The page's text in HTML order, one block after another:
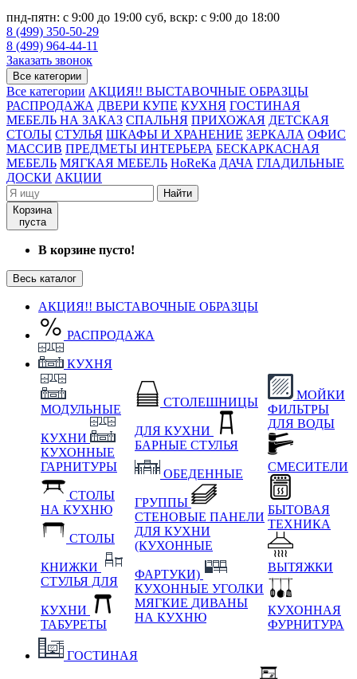
пнд-пятн: с 9:00 до 19:00 суб, вскр: с 9:00 до 18:00
8 (499) 350-50-29
8 (499) 964-44-11
Заказать звонок
Все категории
Все категории АКЦИЯ!! ВЫСТАВОЧНЫЕ ОБРАЗЦЫ
РАСПРОДАЖА ДВЕРИ КУПЕ КУХНЯ ГОСТИНАЯ
МЕБЕЛЬ НА ЗАКАЗ СПАЛЬНЯ ПРИХОЖАЯ ДЕТСКАЯ
СТОЛЫ СТУЛЬЯ ШКАФЫ И ХРАНЕНИЕ ЗЕРКАЛА ОФИС
МАССИВ ПРЕДМЕТЫ ИНТЕРЬЕРА БЕСКАРКАСНАЯ
МЕБЕЛЬ МЯГКАЯ МЕБЕЛЬ HoReKa ДАЧА ГЛАДИЛЬНЫЕ
ДОСКИ АКЦИИ
Найти
Корзина
пуста
В корзине пусто!
Весь каталог
АКЦИЯ!! ВЫСТАВОЧНЫЕ ОБРАЗЦЫ
РАСПРОДАЖА
КУХНЯ
МОДУЛЬНЫЕ
КУХНИ
КУХОННЫЕ
ГАРНИТУРЫ
СТОЛЫ
НА КУХНЮ
СТОЛЫ
КНИЖКИ
СТУЛЬЯ ДЛЯ
КУХНИ
ТАБУРЕТЫ
СТОЛЕШНИЦЫ
ДЛЯ КУХНИ
БАРНЫЕ СТУЛЬЯ
ОБЕДЕННЫЕ
ГРУППЫ
СТЕНОВЫЕ ПАНЕЛИ
ДЛЯ КУХНИ
(КУХОННЫЕ
ФАРТУКИ)
КУХОННЫЕ УГОЛКИ
МЯГКИЕ ДИВАНЫ
НА КУХНЮ
МОЙКИ
ФИЛЬТРЫ
ДЛЯ ВОДЫ
СМЕСИТЕЛИ
БЫТОВАЯ
ТЕХНИКА
ВЫТЯЖКИ
КУХОННАЯ
ФУРНИТУРА
ГОСТИНАЯ